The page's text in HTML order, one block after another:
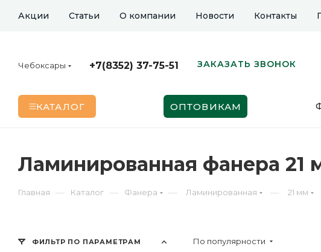
Акции Статьи О компании Новости Контакты
Чебоксары +7(8352) 37-75-51 ЗАКАЗАТЬ ЗВОНОК
КАТАЛОГ ОПТОВИКАМ
Ламинированная фанера 21
Главная — Каталог — Фанера — Ламинированная — 21 мм
По популярности
ФИЛЬТР ПО ПАРАМЕТРАМ